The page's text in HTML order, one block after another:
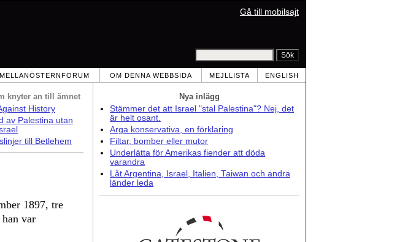
Gå till mobilsajt
MELLANÖSTERNFORUM OM DENNA WEBBSIDA MEJLLISTA ENGLISH
knyter an till ämnet
History
av Palestina utan
till Betlehem
1897, tre
var
Nya inlägg
Stämmer det att Israel "stal Palestina"? Nej, det
är helt osant.
Arga konservativa, en förklaring
Filtar, bomber eller mutor
Underlätta för Amerikas fiender att döda
varandra
Låt Argentina, Israel, Italien, Taiwan och andra
länder leda